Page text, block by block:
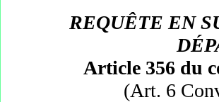
REQUÊTE EN
Article 356 du
(Art. 6